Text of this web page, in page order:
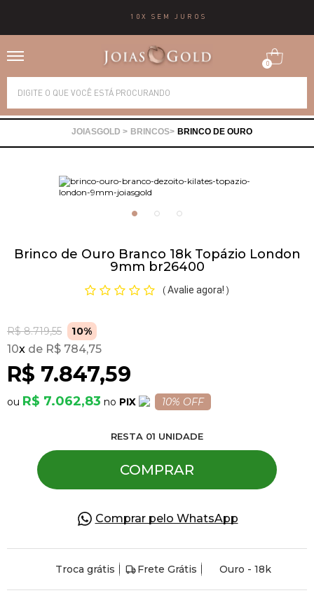
10X SEM JUROS
0
BRINCOS BRINCO DE OURO
Brinco de Ouro Branco 18k Topázio London
9mm br26400
( Avalie agora! )
R$ 8.719,55 10%
R$ 7.847,59
10x R$ 784,75
R$ 7.062,83 PIX 10% OFF
RESTA 01 UNIDADE
COMPRAR
Comprar pelo WhatsApp
Troca grátis Frete Grátis Ouro - 18k
Alianças
Brincos
Pulseiras
Piercing
Pedras Preciosas
Presente
OFERTAS